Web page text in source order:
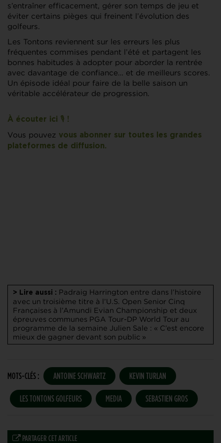
s’entraîner efficacement, gérer son temps de jeu et
éviter certains pièges qui freinent l’évolution des
golfeurs.
Les Tontons reviennent sur les erreurs les plus
fréquentes commises pendant l’été et partagent les
bonnes habitudes à adopter pour aborder la rentrée
avec davantage de confiance… et de meilleurs scores.
Un épisode idéal pour faire de la belle saison un
véritable accélérateur de progression.
À écouter ici 🎙️ !
Vous pouvez vous abonner sur toutes les grandes
plateformes de diffusion.
> Lire aussi : Padraig Harrington entre dans l’histoire
avec un troisième titre à l’U.S. Open Senior Cinq
Françaises à l’Amundi Evian Championship et deux
épreuves communes PGA Tour-DP World Tour au
programme de la semaine
Julien Sale : « C’est encore
mieux de gagner devant son public »
MOTS-CLÉS : ANTOINE SCHWARTZ KEVIN TURLAN
LES TONTONS GOLFEURS MEDIA SEBASTIEN GROS
PARTAGER CET ARTICLE